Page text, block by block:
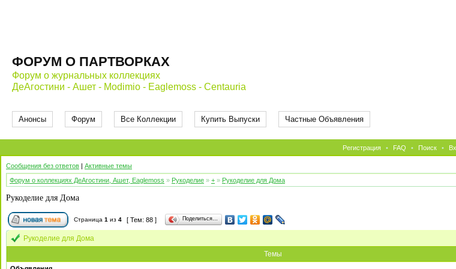
ФОРУМ О ПАРТВОРКАХ
Форум о журнальных коллекциях
ДеАгостини - Ашет - Modimio - Eaglemoss - Centauria
Анонсы Форум Все Коллекции Купить Выпуски Частные Объявления
Регистрация • FAQ • Поиск •
Сообщения без ответов | Активные темы
Форум о коллекциях ДеАгостини, Ашет, Eaglemoss » Рукоделие » + » Рукоделие для Дома
Рукоделие для Дома
Страница 1 из 4 [ Тем: 88 ] Поделиться…
Рукоделие для Дома
Темы